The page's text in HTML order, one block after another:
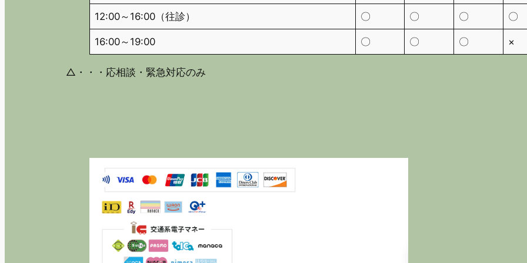
12:00～16:00（往診） 〇 〇 〇 〇
16:00～19:00 〇 〇 〇 ×
△・・・応相談・緊急対応のみ